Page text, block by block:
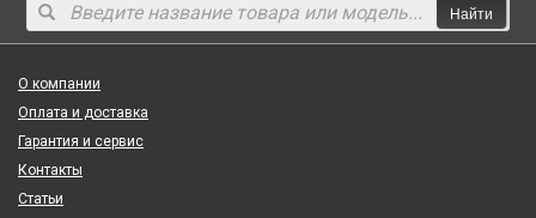
Найти
О компании
Оплата и доставка
Гарантия и сервис
Контакты
Статьи